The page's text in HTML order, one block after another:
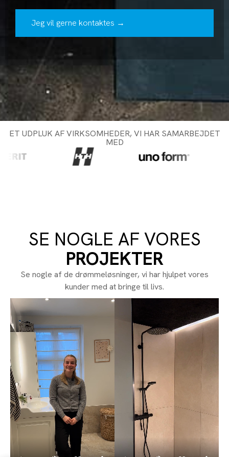
ET UDPLUK AF VIRKSOMHEDER, VI HAR SAMARBEJDET
MED
SE NOGLE AF VORES
PROJEKTER
Se nogle af de drømmeløsninger, vi har hjulpet vores
kunder med at bringe til livs.